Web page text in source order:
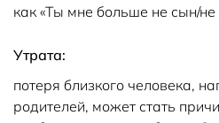
как «Ты мне больше не сын/не
Утрата:
потеря близкого человека,
родителей, может стать